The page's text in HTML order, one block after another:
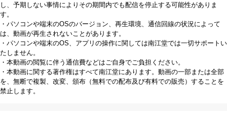
し、予期しない事情によりその期間内でも配信を停止する可能性がありま
す。
・パソコンや端末のOSのバージョン、再生環境、通信回線の状況によって
は、動画が再生されないことがあります。
・パソコンや端末のOS、アプリの操作に関しては南江堂では一切サポートい
たしません。
・本動画の閲覧に伴う通信費などはご自身でご負担ください。
・本動画に関する著作権はすべて南江堂にあります。動画の一部または全部
を、無断で複製、改変、頒布（無料での配布及び有料での販売）することを
禁止します。